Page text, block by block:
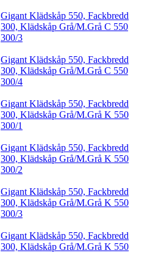
Gigant Klädskåp 550, Fackbredd
300, Klädskåp Grå/M.Grå C 550
300/3
Gigant Klädskåp 550, Fackbredd
300, Klädskåp Grå/M.Grå C 550
300/4
Gigant Klädskåp 550, Fackbredd
300, Klädskåp Grå/M.Grå K 550
300/1
Gigant Klädskåp 550, Fackbredd
300, Klädskåp Grå/M.Grå K 550
300/2
Gigant Klädskåp 550, Fackbredd
300, Klädskåp Grå/M.Grå K 550
300/3
Gigant Klädskåp 550, Fackbredd
300, Klädskåp Grå/M.Grå K 550